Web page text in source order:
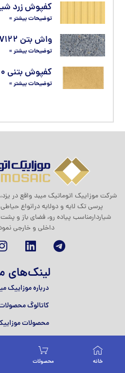
کفپوش زرد
توضیحات بیشتر »
واش بتن W۱۲۲
توضیحات بیشتر »
کفپوش بتنی ۲۰*۲۰ زرد
توضیحات بیشتر »
شرکت موزاييک اتوماتيک ميبد واقع در
پرسی تک لایه و دولایه درانواع
شیاردارمناسب پیاده رو، فضای باز و پشت
داخلی و خارجی
لینک‌های
درباره موزاییک
کاتالوگ
محصولات
خانه محصولات